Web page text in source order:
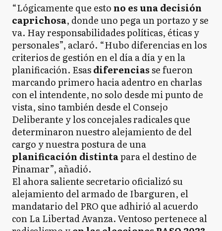
“Lógicamente que esto no es una decisión
caprichosa, donde uno pega un portazo y se
va. Hay responsabilidades políticas, éticas y
personales”, aclaró. “Hubo diferencias en los
criterios de gestión en el día a día y en la
planificación. Esasdiferenciasse fueron
marcando primero hacia adentro en charlas
con el intendente, no solo desde mi punto de
vista, sino también desde el Consejo
Deliberante y los concejales radicales que
determinaron nuestro alejamiento de del
cargo y nuestra postura de una
planificación distintapara el destino de
Pinamar”, añadió.
El ahora saliente secretario oficializó su
alejamiento del armado de Ibarguren, el
mandatario del PRO que adhirió al acuerdo
con La Libertad Avanza. Ventoso pertenece al